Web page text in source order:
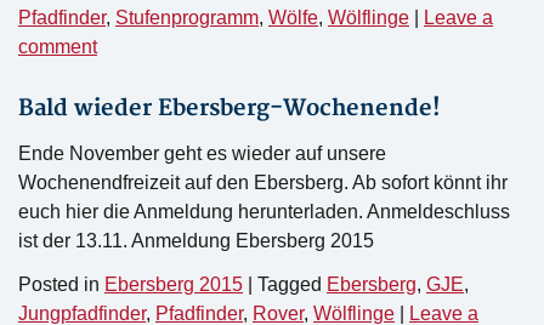
Pfadfinder, Stufenprogramm, Wölfe, Wölflinge
Leave a
comment
Bald wieder Ebersberg-Wochenende!
Ende November geht es wieder auf unsere
Wochenendfreizeit auf den Ebersberg. Ab sofort könnt ihr
euch hier die Anmeldung herunterladen. Anmeldeschluss
ist der 13.11. Anmeldung Ebersberg 2015
Posted in Ebersberg 2015 Tagged Ebersberg, GJE,
Jungpfadfinder, Pfadfinder, Rover, Wölflinge
Leave a